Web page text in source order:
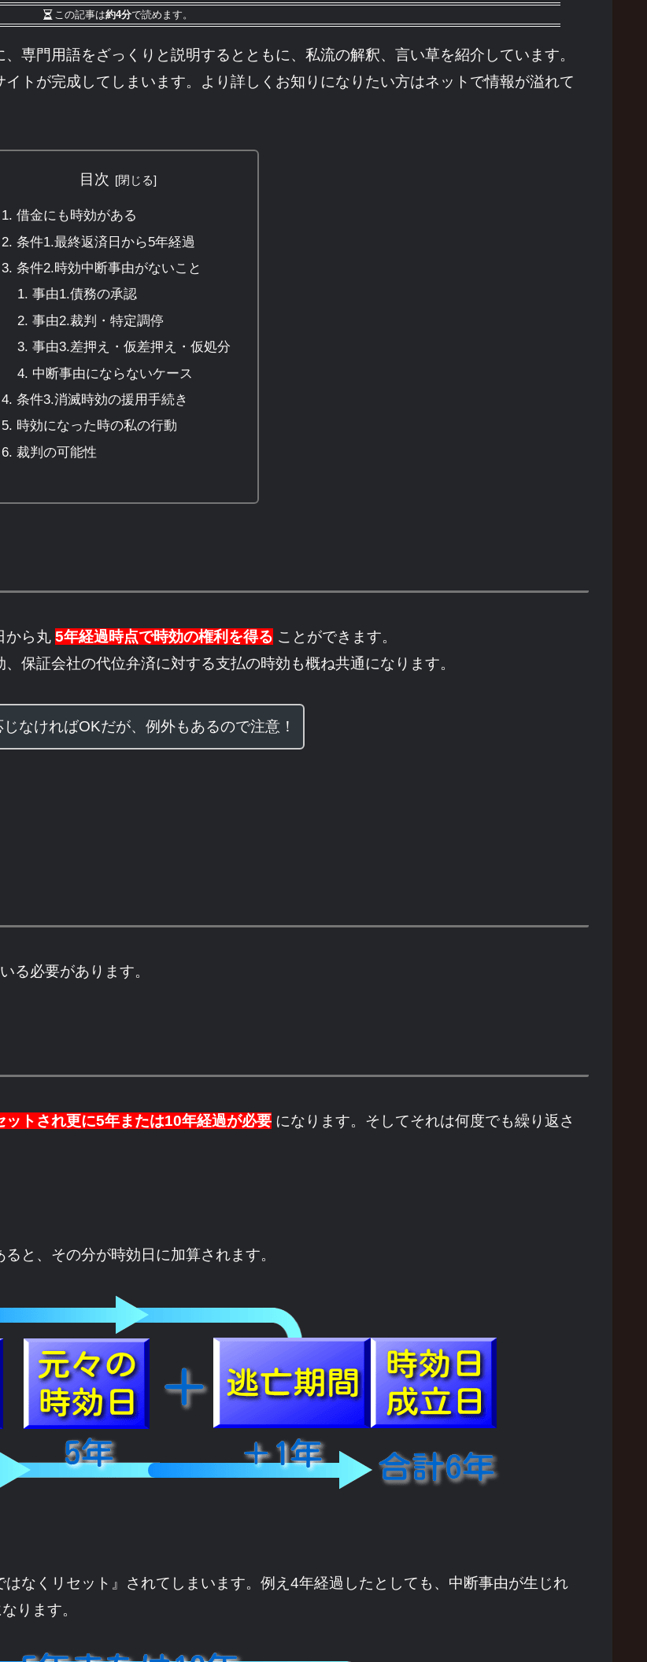
この記事は約4分で読めます。
専門用語をざっくりと説明するとともに、私流の解釈、言い草を紹介しています。
トが完成してしまいます。より詳しくお知りになりたい方はネットで情報が溢れて
目次
借金にも時効がある
条件1.最終返済日から5年経過
条件2.時効中断事由がないこと
事由1.債務の承認
事由2.裁判・特定調停
事由3.差押え・仮差押え・仮処分
中断事由にならないケース
条件3.消滅時効の援用手続き
時効になった時の私の行動
裁判の可能性
から丸 5年経過時点で時効の権利を得る ことができます。
保証会社の代位弁済に対する支払の時効も概ね共通になります。
なければOKだが、例外もあるので注意！
る必要があります。
トされ更に5年または10年経過が必要 になります。そしてそれは何度でも繰り返さ
と、その分が時効日に加算されます。
なくリセット』されてしまいます。例え4年経過したとしても、中断事由が生じれ
ります。